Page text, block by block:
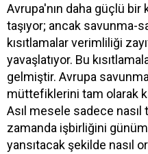
Avrupa'nın daha güçlü bir
taşıyor; ancak savunma-
kısıtlamalar verimliliği
yavaşlatıyor. Bu
gelmiştir. Avrupa
müttefiklerini tam olarak
Asıl mesele sadece
zamanda işbirliğini
yansıtacak şekilde nasıl